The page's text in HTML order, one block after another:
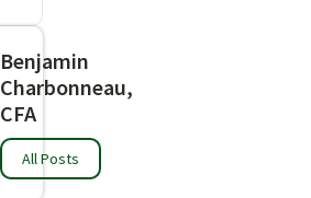
Benjamin
Charbonneau,
CFA
All Posts